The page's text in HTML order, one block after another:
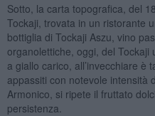
Sotto, la carta topografica, del
Tockaji, trovata in un ristorante
bottiglia di Tockaji Aszu, vino
organolettiche, oggi, del
a giallo carico, all’invecchiare è
appassiti con notevole intensità
Armonico, si ripete il fruttato
persistenza.